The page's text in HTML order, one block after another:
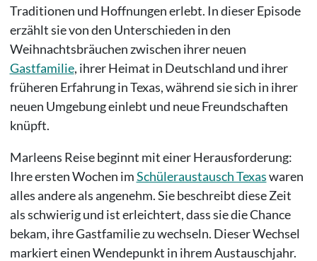
Traditionen und Hoffnungen erlebt. In dieser Episode
erzählt sie von den Unterschieden in den
Weihnachtsbräuchen zwischen ihrer neuen
Gastfamilie, ihrer Heimat in Deutschland und ihrer
früheren Erfahrung in Texas, während sie sich in ihrer
neuen Umgebung einlebt und neue Freundschaften
knüpft.
Marleens Reise beginnt mit einer Herausforderung:
Ihre ersten Wochen imSchüleraustausch Texaswaren
alles andere als angenehm. Sie beschreibt diese Zeit
als schwierig und ist erleichtert, dass sie die Chance
bekam, ihre Gastfamilie zu wechseln. Dieser Wechsel
markiert einen Wendepunkt in ihrem Austauschjahr.